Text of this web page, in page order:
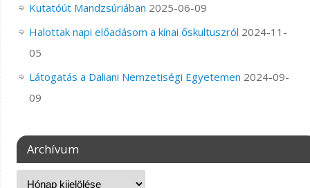
Kutatóút Mandzsúriában 2025-06-09
Halottak napi előadásom a kínai őskultuszról 2024-11-
05
Látogatás a Daliani Nemzetiségi Egyetemen 2024-09-
09
Archívum